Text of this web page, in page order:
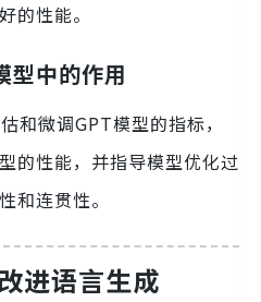
的性能。
中的作用
微调GPT模型的指标，
的性能，并指导模型优化过
和连贯性。
进语言生成